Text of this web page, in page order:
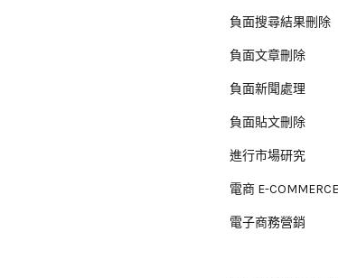
負面搜尋結果刪除
負面文章刪除
負面新聞處理
負面貼文刪除
進行市場研究
電商 E-COMMERCE
電子商務營銷